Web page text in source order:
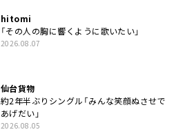
hitomi
「その人の胸に響くように歌いたい」
2026.08.07
仙台貨物
約2年半ぶりシングル「みんな笑顔ぬさせで
あげだい」
2026.08.05